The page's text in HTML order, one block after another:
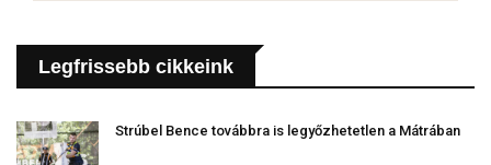
Legfrissebb cikkeink
Strúbel Bence továbbra is legyőzhetetlen a Mátrában